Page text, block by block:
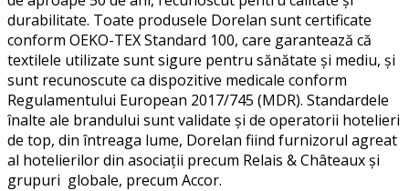
durabilitate. Toate produsele Dorelan sunt certificate
conform OEKO-TEX Standard 100, care garantează că
textilele utilizate sunt sigure pentru sănătate și mediu, și
sunt recunoscute ca dispozitive medicale conform
Regulamentului European 2017/745 (MDR). Standardele
înalte ale brandului sunt validate și de operatorii hotelieri
de top, din întreaga lume, Dorelan fiind furnizorul agreat
al hotelierilor din asociații precum Relais & Châteaux și
grupuri globale, precum Accor.